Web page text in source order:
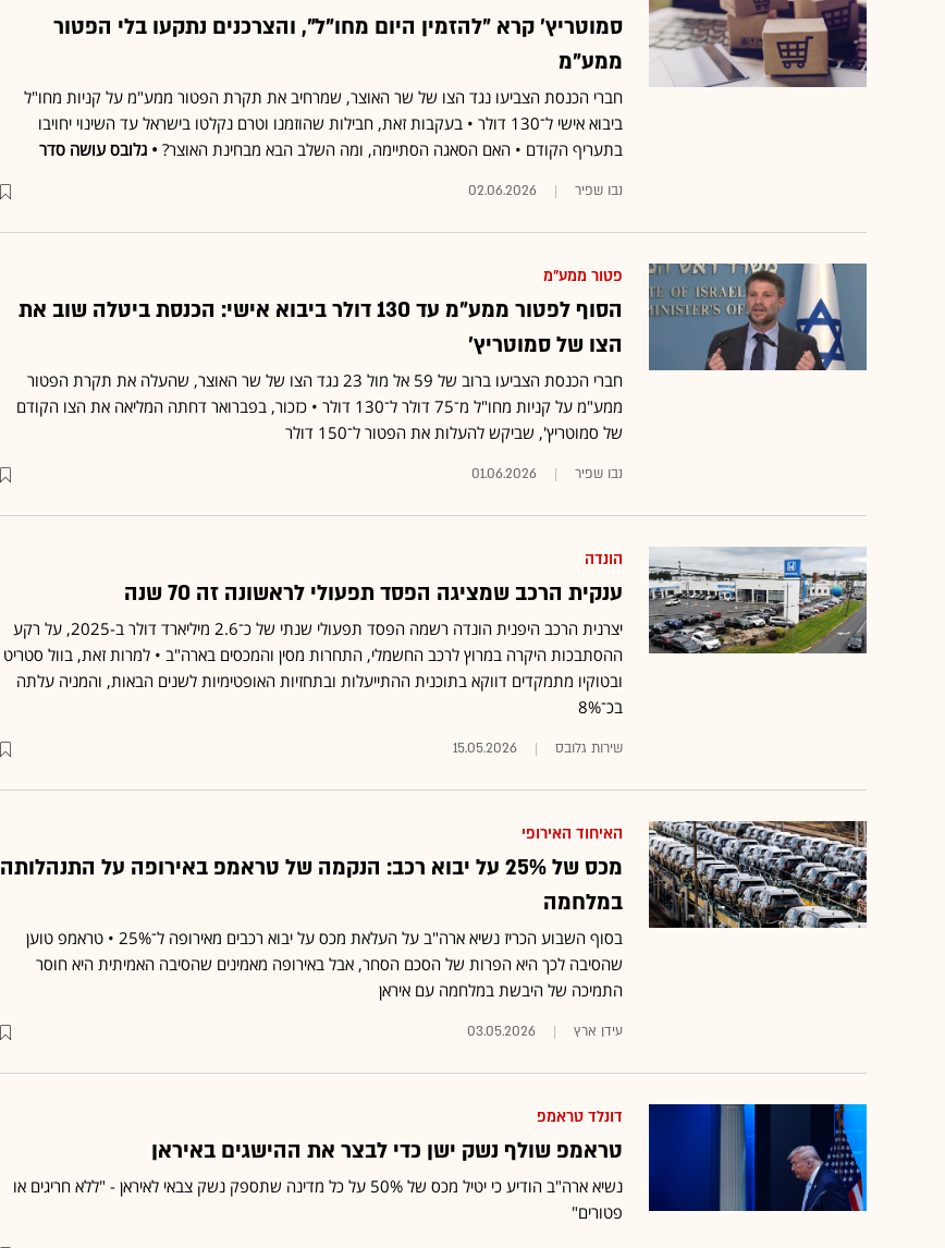
סמוטריץ' קרא "להזמין היום מחו"ל", והצרכנים נתקעו בלי הפטור
ממע"מ
חברי הכנסת הצביעו נגד הצו של שר האוצר, שמרחיב את תקרת הפטור ממע"מ על קניות מחו"ל
ביבוא אישי ל־130 דולר • בעקבות זאת, חבילות שהוזמנו וטרם נקלטו בישראל עד השינוי יחויבו
בתעריף הקודם • האם הסאגה הסתיימה, ומה השלב הבא מבחינת האוצר? • גלובס עושה סדר
נבו שפיר 02.06.2026
פטור ממע"מ
הסוף לפטור ממע"מ עד 130 דולר ביבוא אישי: הכנסת ביטלה שוב את
הצו של סמוטריץ'
חברי הכנסת הצביעו ברוב של 59 אל מול 23 נגד הצו של שר האוצר, שהעלה את תקרת הפטור
ממע"מ על קניות מחו"ל מ־75 דולר ל־130 דולר • כזכור, בפברואר דחתה המליאה את הצו הקודם
של סמוטריץ', שביקש להעלות את הפטור ל־150 דולר
נבו שפיר 01.06.2026
הונדה
ענקית הרכב שמציגה הפסד תפעולי לראשונה זה 70 שנה
יצרנית הרכב היפנית הונדה רשמה הפסד תפעולי שנתי של כ־2.6 מיליארד דולר ב-2025, על רקע
ההסתבכות היקרה במרוץ לרכב החשמלי, התחרות מסין והמכסים בארה"ב • למרות זאת, בוול סטריט
ובטוקיו מתמקדים דווקא בתוכנית ההתייעלות ובתחזיות האופטימיות לשנים הבאות, והמניה עלתה
בכ־8%
שירות גלובס 15.05.2026
האיחוד האירופי
מכס של 25% על יבוא רכב: הנקמה של טראמפ באירופה על התנהלותה
במלחמה
בסוף השבוע הכריז נשיא ארה"ב על העלאת מכס על יבוא רכבים מאירופה ל־25% • טראמפ טוען
שהסיבה לכך היא הפרות של הסכם הסחר, אבל באירופה מאמינים שהסיבה האמיתית היא חוסר
התמיכה של היבשת במלחמה עם איראן
עידן ארץ 03.05.2026
דונלד טראמפ
טראמפ שולף נשק ישן כדי לבצר את ההישגים באיראן
נשיא ארה"ב הודיע כי יטיל מכס של 50% על כל מדינה שתספק נשק צבאי לאיראן - "ללא חריגים או
פטורים"